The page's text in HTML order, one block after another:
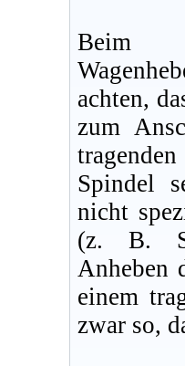
Beim
achten,
zum
Spindel
nicht
(z. B.
Anheben
einem
zwar so,